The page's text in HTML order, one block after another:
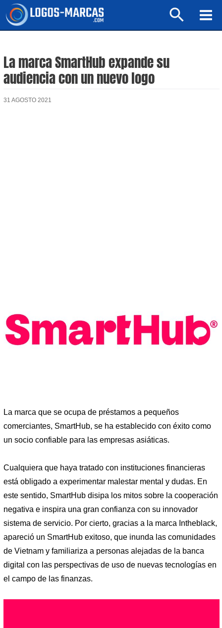
Buscar
La marca SmartHub expande su
audiencia con un nuevo logo
31 AGOSTO 2021
La marca que se ocupa de préstamos a pequeños
comerciantes, SmartHub, se ha establecido con éxito como
un socio confiable para las empresas asiáticas.
Cualquiera que haya tratado con instituciones financieras
está obligado a experimentar malestar mental y dudas. En
este sentido, SmartHub disipa los mitos sobre la cooperación
negativa e inspira una gran confianza con su innovador
sistema de servicio. Por cierto, gracias a la marca Intheblack,
apareció un SmartHub exitoso, que inunda las comunidades
de Vietnam y familiariza a personas alejadas de la banca
digital con las perspectivas de uso de nuevas tecnologías en
el campo de las finanzas.